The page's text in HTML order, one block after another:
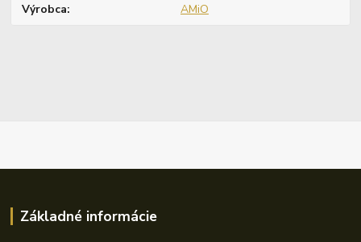
Výrobca AMiO
Základné informácie